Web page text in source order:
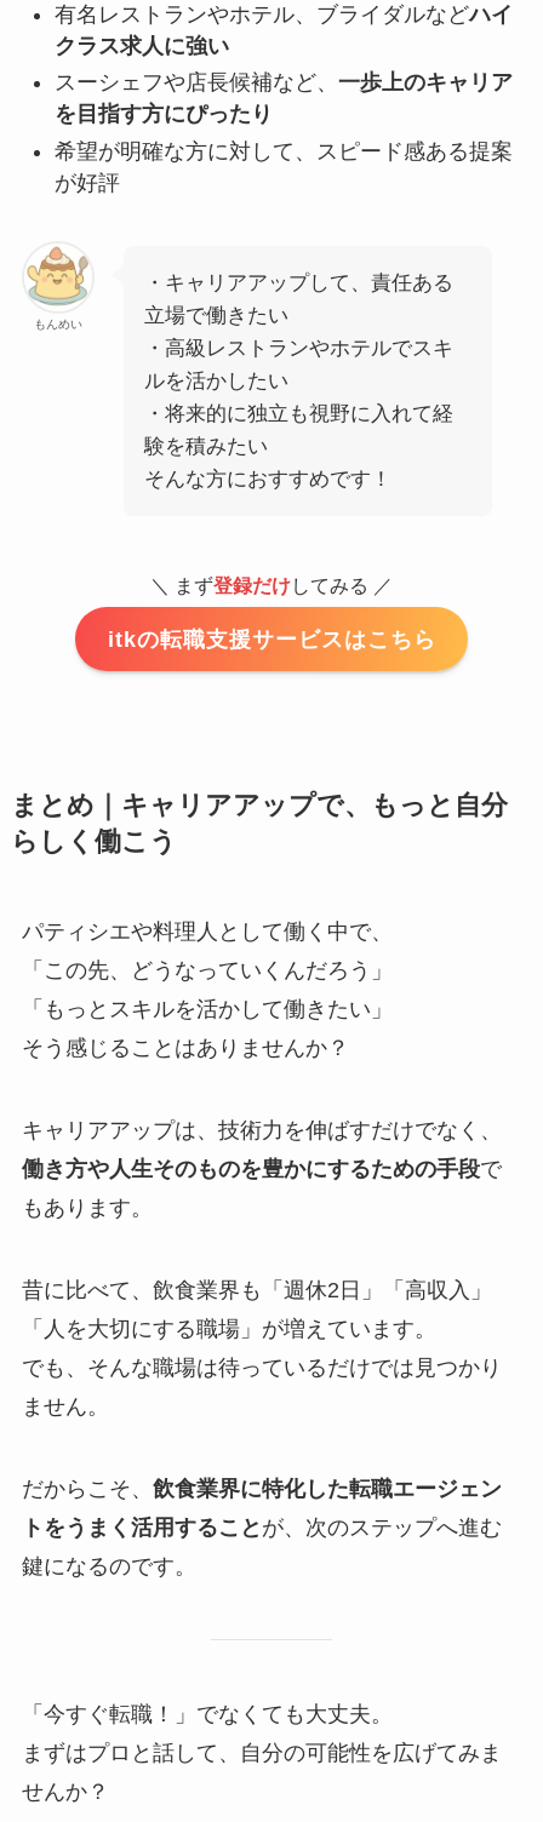
有名レストランやホテル、ブライダルなどハイ
クラス求人に強い
スーシェフや店長候補など、 一歩上のキャリア
を目指す方にぴったり
希望が明確な方に対して、スピード感ある提案
が好評
もんめい
・キャリアアップして、責任ある
立場で働きたい
・高級レストランやホテルでスキ
ルを活かしたい
・将来的に独立も視野に入れて経
験を積みたい
そんな方におすすめです！
＼ まず登録だけしてみる ／
itkの転職支援サービスはこちら
まとめ｜キャリアアップで、もっと自分
らしく働こう
パティシエや料理人として働く中で、
「この先、どうなっていくんだろう」
「もっとスキルを活かして働きたい」
そう感じることはありませんか？
キャリアアップは、技術力を伸ばすだけでなく、
働き方や人生そのものを豊かにするための手段で
もあります。
昔に比べて、飲食業界も「週休2日」「高収入」
「人を大切にする職場」が増えています。
でも、そんな職場は待っているだけでは見つかり
ません。
だからこそ、 飲食業界に特化した転職エージェン
トをうまく活用すること が、次のステップへ進む
鍵になるのです。
「今すぐ転職！」でなくても大丈夫。
まずはプロと話して、自分の可能性を広げてみま
せんか？